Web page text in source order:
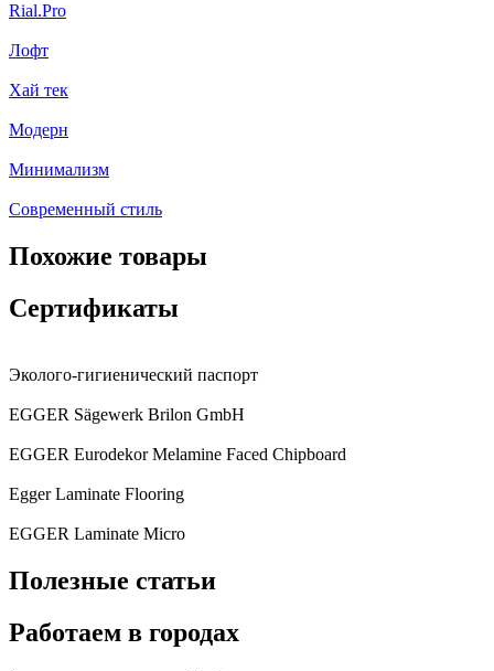
Rial.Pro
Лофт
Хай тек
Модерн
Минимализм
Современный стиль
Похожие товары
Сертификаты
Эколого-гигиенический паспорт
EGGER Sägewerk Brilon GmbH
EGGER Eurodekor Melamine Faced Chipboard
Egger Laminate Flooring
EGGER Laminate Micro
Полезные статьи
Работаем в городах